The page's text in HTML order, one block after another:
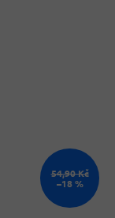
54,90 Kč
–18 %